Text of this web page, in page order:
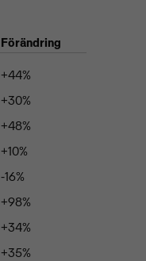
Förändring
+44%
+30%
+48%
+10%
-16%
+98%
+34%
+35%